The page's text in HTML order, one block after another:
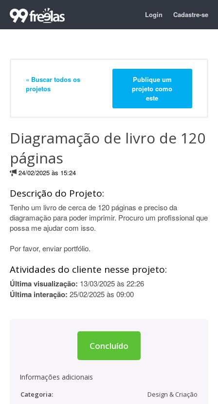
Login Cadastre-se
« Buscar todos os
projetos
Publique um
projeto como
este
Diagramação de livro de 120
páginas
24/02/2025 às 15:24
Descrição do Projeto:
Tenho um livro de cerca de 120 páginas e preciso da
diagramação para poder imprimir. Procuro um profissional que
possa me ajudar com isso.
Por favor, enviar portfólio.
Atividades do cliente nesse projeto:
Última visualização: 13/03/2025 às 22:26
Última interação: 25/02/2025 às 09:00
Concluído
Informações adicionais
Categoria:
Design & Criação